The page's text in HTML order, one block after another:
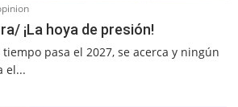
¡La hoya de presión!
tiempo pasa el 2027, se acerca y ningún
el...